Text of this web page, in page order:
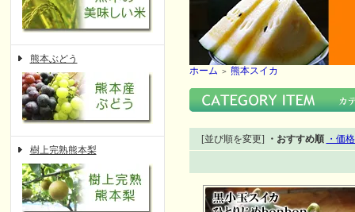
熊本ぶどう
樹上完熟熊本梨
ホーム ＞ 熊本スイカ
[並び順を変更] ・おすすめ順 ・価